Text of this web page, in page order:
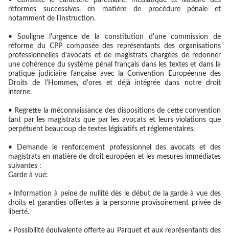
réformes successives, en matière de procédure pénale et
notamment de l'instruction.
• Souligne l'urgence de la constitution d'une commission de
réforme du CPP composée des représentants des organisations
professionnelles d'avocats et de magistrats chargées de redonner
une cohérence du système pénal français dans les textes et dans la
pratique judiciaire fançaise avec la Convention Européenne des
Droits de l'Hommes, d'ores et déjà intégrée dans notre droit
interne.
• Regrette la méconnaissance des dispositions de cette convention
tant par les magistrats que par les avocats et leurs violations que
perpétuent beaucoup de textes législatifs et réglementaires.
• Demande le renforcement professionnel des avocats et des
magistrats en matière de droit européen et les mesures immédiates
suivantes :
Garde à vue:
» Information à peine de nullité dès le début de la garde à vue des
droits et garanties offertes à la personne provisoirement privée de
liberté.
» Possibilité équivalente offerte au Parquet et aux représentants des